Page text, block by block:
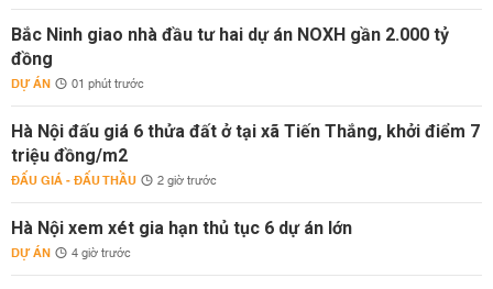
Bắc Ninh giao nhà đầu tư hai dự án NOXH gần 2.000 tỷ
đồng
DỰ ÁN 01 phút trước
Hà Nội đấu giá 6 thửa đất ở tại xã Tiến Thắng, khởi điểm 7
triệu đồng/m2
ĐẤU GIÁ - ĐẤU THẦU 2 giờ trước
Hà Nội xem xét gia hạn thủ tục 6 dự án lớn
DỰ ÁN 4 giờ trước